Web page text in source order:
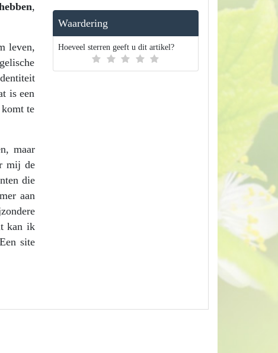
,
leven,
is een
komt te
maar
mij de
die
aan
kan ik
site
Waardering
Hoeveel sterren geeft u dit artikel?